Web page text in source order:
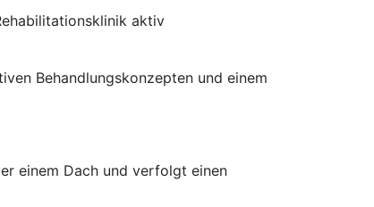
aktiv
Behandlungskonzepten und einem
einem Dach und verfolgt einen